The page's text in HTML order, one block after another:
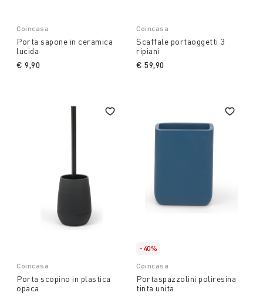
Coincasa
Porta sapone in ceramica
lucida
€ 9,90
Coincasa
Scaffale portaoggetti 3
ripiani
€ 59,90
Coincasa
Porta scopino in plastica
opaca
-40%
Coincasa
Portaspazzolini poliresina
tinta unita